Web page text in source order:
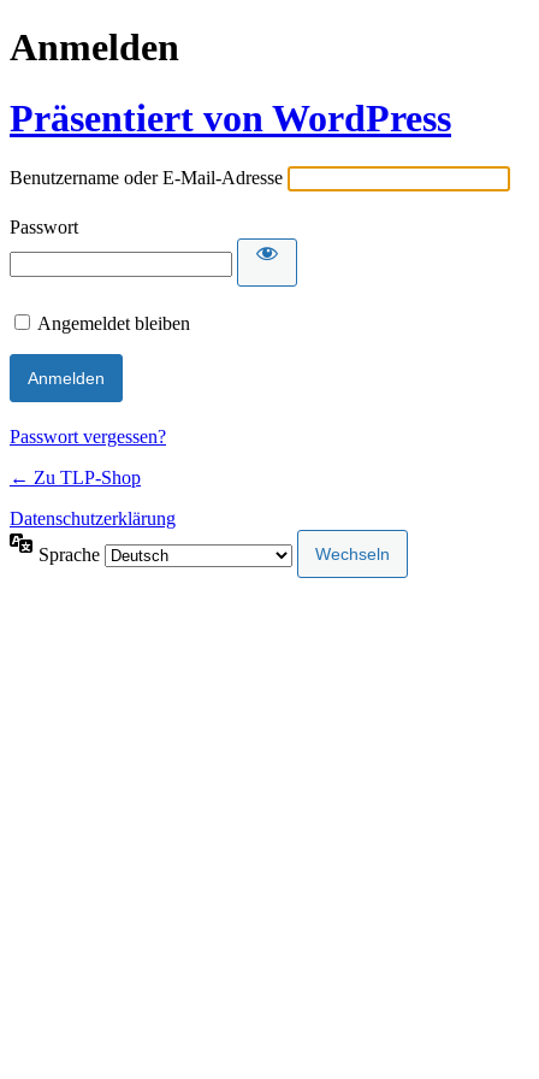
Anmelden
Präsentiert von WordPress
Benutzername oder E-Mail-Adresse
Passwort
Angemeldet bleiben
Passwort vergessen?
← Zu TLP-Shop
Datenschutzerklärung
Sprache